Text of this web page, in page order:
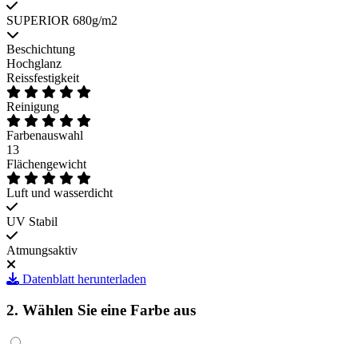
SUPERIOR 680g/m2
Beschichtung
Hochglanz
Reissfestigkeit
Reinigung
Farbenauswahl
13
Flächengewicht
Luft und wasserdicht
UV Stabil
Atmungsaktiv
Datenblatt herunterladen
2. Wählen Sie eine Farbe aus